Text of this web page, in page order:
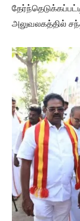
அலுவலகத்தில்